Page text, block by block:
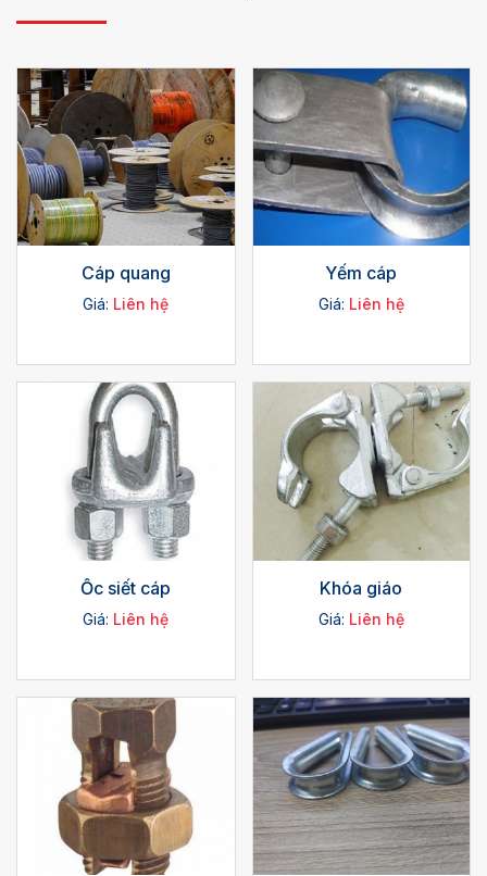
Cáp quang
Giá: Liên hệ
Yếm cáp
Giá: Liên hệ
Ốc siết cáp
Giá: Liên hệ
Khóa giáo
Giá: Liên hệ